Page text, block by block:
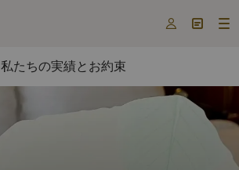
  
私たちの実績とお約束